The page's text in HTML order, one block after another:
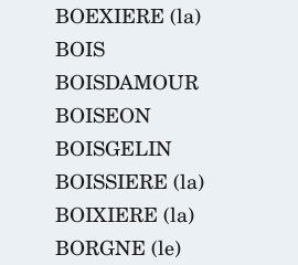
BOEXIERE (la)
BOIS
BOISDAMOUR
BOISEON
BOISGELIN
BOISSIERE (la)
BOIXIERE (la)
BORGNE (le)